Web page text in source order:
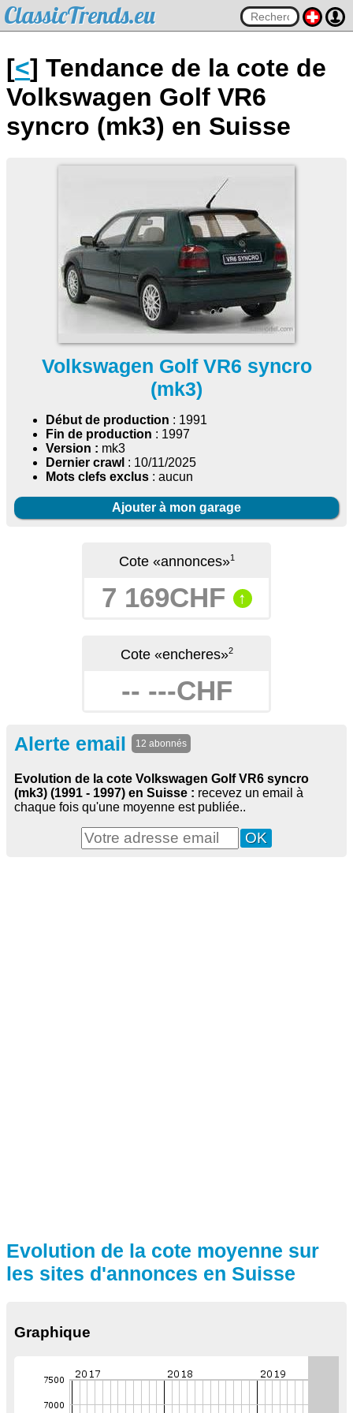
ClassicTrends.eu
[<] Tendance de la cote de
Volkswagen Golf VR6
syncro (mk3) en Suisse
Volkswagen Golf VR6 syncro
(mk3)
Début de production : 1991
Fin de production : 1997
Version : mk3
Dernier crawl : 10/11/2025
Mots clefs exclus : aucun
Ajouter à mon garage
Cote «annonces»1
7 169CHF ↑
Cote «encheres»2
-- ---CHF
Alerte email 12 abonnés
Evolution de la cote Volkswagen Golf VR6 syncro
(mk3) (1991 - 1997) en Suisse : recevez un email à
chaque fois qu'une moyenne est publiée..
Evolution de la cote moyenne sur
les sites d'annonces en Suisse
Graphique